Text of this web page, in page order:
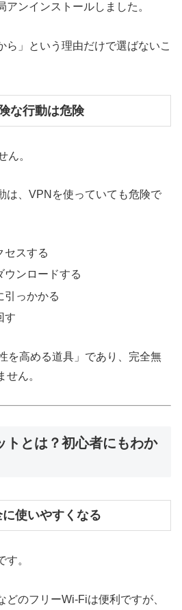
ンインストールしました。
ら」という理由だけで選ばないこ
な行動は危険
ん。
は、VPNを使っていても危険で
セスする
ウンロードする
引っかかる
す
を高める道具」であり、完全無
ん。
トとは？初心者にもわか
使いやすくなる
。
どのフリーWi-Fiは便利ですが、